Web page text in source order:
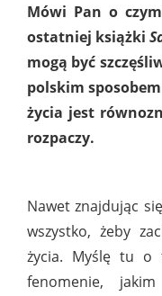
Mówi Pan o
ostatniej książki
mogą być
polskim
życia jest
rozpaczy.
Nawet znajdując
wszystko, żeby
życia. Myślę tu o
fenomenie,